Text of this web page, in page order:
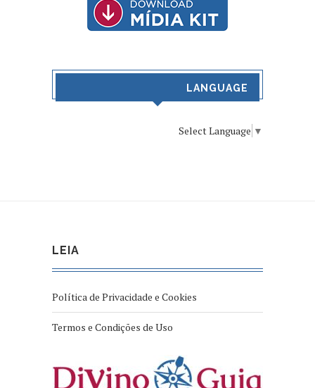
LANGUAGE
Select Language ▼
LEIA
Política de Privacidade e Cookies
Termos e Condições de Uso